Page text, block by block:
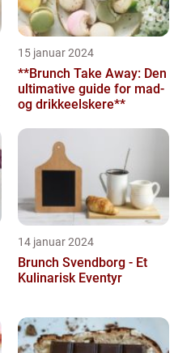
15 januar 2024
**Brunch Take Away: Den
ultimative guide for mad-
og drikkeelskere**
14 januar 2024
Brunch Svendborg - Et
Kulinarisk Eventyr